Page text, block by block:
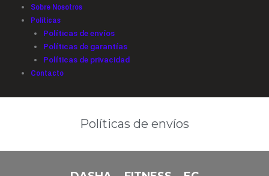
Sobre Nosotros
Políticas
Políticas de envíos
Políticas de garantías
Políticas de privacidad
Contacto
Políticas de envíos